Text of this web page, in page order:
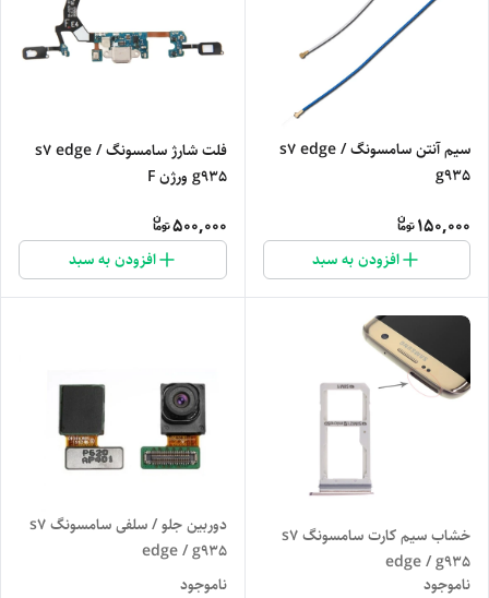
سیم آنتن سامسونگ s7 edge /
g935
150,000
افزودن به سبد
فلت شارژ سامسونگ s7 edge /
g935 ورژن F
500,000
افزودن به سبد
خشاب سیم کارت سامسونگ s7
edge / g935
ناموجود
دوربین جلو / سلفی سامسونگ s7
edge / g935
ناموجود